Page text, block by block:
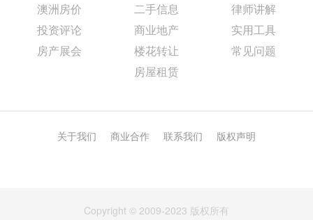
【墨尔本】各地公寓几近全跌，Glen一枝独秀
澳洲房价
投资评论
房产展会
二手信息
商业地产
楼花转让
房屋租赁
律师讲解
实用工具
常见问题
关于我们 商业合作 联系我们 版权声明
Copyright © 2009-2023 版权所有